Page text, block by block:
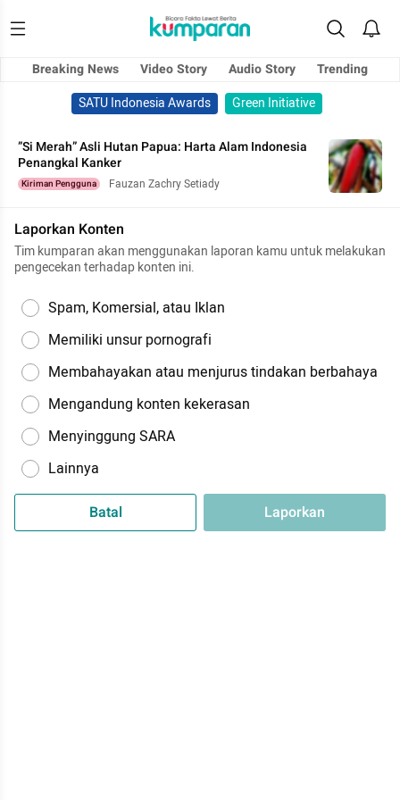
Breaking News Video Story Audio Story
Trending
SATU Indonesia Awards
Green Initiative
”Si Merah” Asli Hutan Papua: Harta Alam Indonesia
Penangkal Kanker
Kiriman Pengguna Fauzan Zachry Setiady
Laporkan Konten
Tim kumparan akan menggunakan laporan kamu untuk melakukan
pengecekan terhadap konten ini.
Spam, Komersial, atau Iklan
Memiliki unsur pornografi
Membahayakan atau menjurus tindakan berbahaya
Mengandung konten kekerasan
Menyinggung SARA
Lainnya
Batal Laporkan